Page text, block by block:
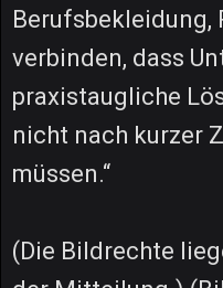
Berufsbekleidung,
verbinden, dass
praxistaugliche
nicht nach kurzer
müssen.“
(Die Bildrechte